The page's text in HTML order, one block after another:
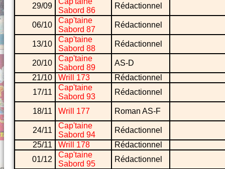
29/09
Sabord 86
Rédactionnel
06/10
Cap'taine
Sabord 87
Rédactionnel
13/10
Cap'taine
Sabord 88
Rédactionnel
20/10
Cap'taine
Sabord 89
AS-D
21/10
Wrill 173
Rédactionnel
17/11
Cap'taine
Sabord 93
Rédactionnel
18/11 Wrill 177 Roman AS-F
24/11
Cap'taine
Sabord 94
Rédactionnel
25/11
Wrill 178
Rédactionnel
01/12
Cap'taine
Sabord 95
Rédactionnel